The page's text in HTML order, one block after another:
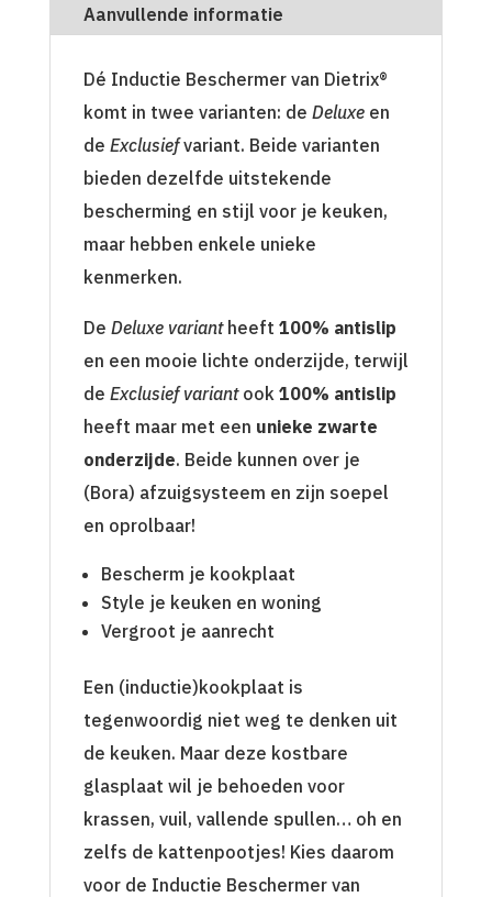
Aanvullende informatie
Dé Inductie Beschermer van Dietrix®
komt in twee varianten: de Deluxeen
de Exclusiefvariant. Beide varianten
bieden dezelfde uitstekende
bescherming en stijl voor je keuken,
maar hebben enkele unieke
kenmerken.
De Deluxe variantheeft 100% antislip
en een mooie lichte onderzijde, terwijl
de Exclusief variantook 100% antislip
heeft maar met een unieke zwarte
onderzijde. Beide kunnen over je
(Bora) afzuigsysteem en zijn soepel
en oprolbaar!
Bescherm je kookplaat
Style je keuken en woning
Vergroot je aanrecht
Een (inductie)kookplaat is
tegenwoordig niet weg te denken uit
de keuken. Maar deze kostbare
glasplaat wil je behoeden voor
krassen, vuil, vallende spullen… oh en
zelfs de kattenpootjes! Kies daarom
voor de Inductie Beschermer van